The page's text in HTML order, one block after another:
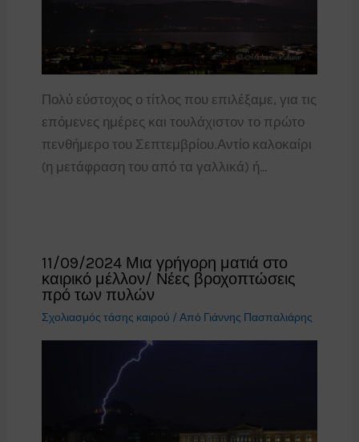
Πολύ εύστοχος ο τίτλος που επιλέξαμε, για τις
επόμενες ημέρες και τουλάχιστον το πρώτο
πενθήμερο του Σεπτεμβρίου.Αντίο καλοκαίρι
(η μετάφραση του από τα γαλλικά) ή…
11/09/2024 Μια γρήγορη ματιά στο
καιρικό μέλλον/ Νέες βροχοπτώσεις
πρό των πυλών
Σχολιασμός τάσης καιρού / Από Γιάννης Πασπαλιάρης